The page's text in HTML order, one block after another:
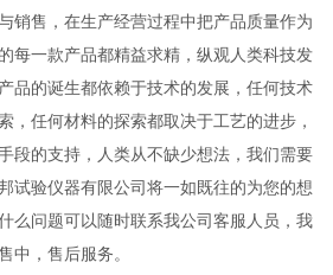
销售，在生产经营过程中把产品质量作为
每一款产品都精益求精，纵观人类科技发
品的诞生都依赖于技术的发展，任何技术
，任何材料的探索都取决于工艺的进步，
段的支持，人类从不缺少想法，我们需要
试验仪器有限公司将一如既往的为您的想
么问题可以随时联系我公司客服人员，我
中，售后服务。